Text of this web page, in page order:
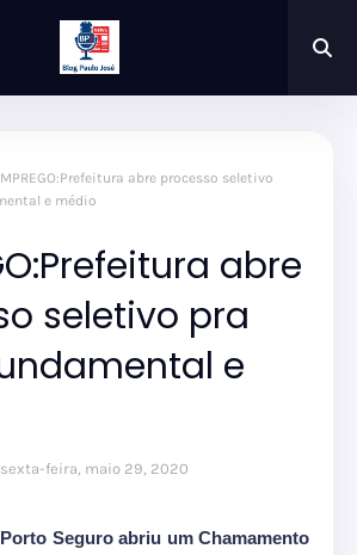
abre processo seletivo
e médio
abre
seletivo pra
e
sexta-feira, maio 29, 2020
Seguro abriu um Chamamento